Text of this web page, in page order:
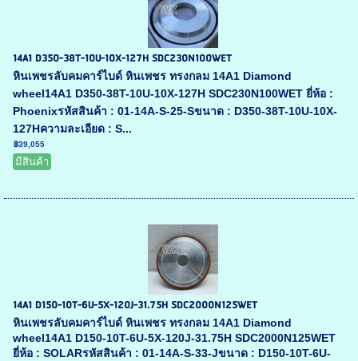
14A1 D350-38T-10U-10X-127H SDC230N100WET
หินเพชรลับคมคาร์ไบด์ หินเพชร ทรงกลม 14A1 Diamond
wheel14A1 D350-38T-10U-10X-127H SDC230N100WET ยี่ห้อ :
Phoenixรหัสสินค้า : 01-14A-S-25-Sขนาด : D350-38T-10U-10X-
127Hความละเอียด : S...
฿39,055
มีสินค้า
14A1 D150-10T-6U-5X-120J-31.75H SDC2000N125WET
หินเพชรลับคมคาร์ไบด์ หินเพชร ทรงกลม 14A1 Diamond
wheel14A1 D150-10T-6U-5X-120J-31.75H SDC2000N125WET
ยี่ห้อ : SOLARรหัสสินค้า : 01-14A-S-33-Jขนาด : D150-10T-6U-